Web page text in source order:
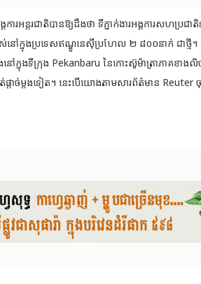
រអន្តរជាតិបានឱ្យដឹងថា ទីភ្នាក់ងារអង្គការសហប្រ
នៅក្នុងប្រទេសឥណ្ឌូនេស៊ីប្រហែល ២ ៨០០នាក់ ជាថ្មី។
ក្នុងទីក្រុង Pekanbaru នៃកោះស៊ូម៉ាត្រាភាគខាង
ច់ម្តងទៀត។ នេះបើយោងតាមសារព័ត៌មាន Reuter ចុ